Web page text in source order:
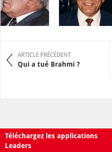
ARTICLE PRÉCÉDENT
Qui a tué Brahmi ?
Téléchargez les applications
Leaders